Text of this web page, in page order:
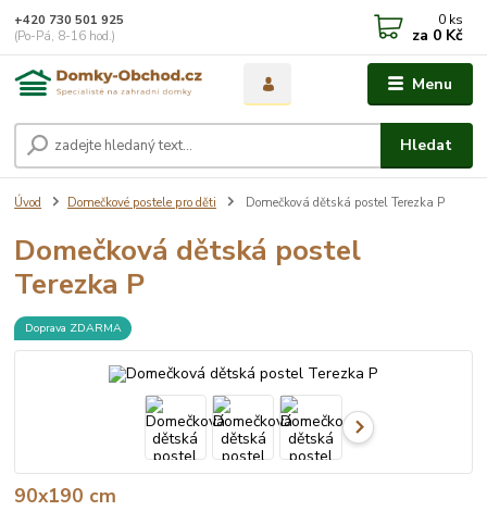
Menu
Hledat
+420 730 501 925
(Po-Pá, 8-16 hod.)
0 ks
za 0 Kč
Úvod Domečkové postele pro děti Domečková dětská postel Terezka P
Domečková dětská postel
Terezka P
Doprava ZDARMA
90x190 cm